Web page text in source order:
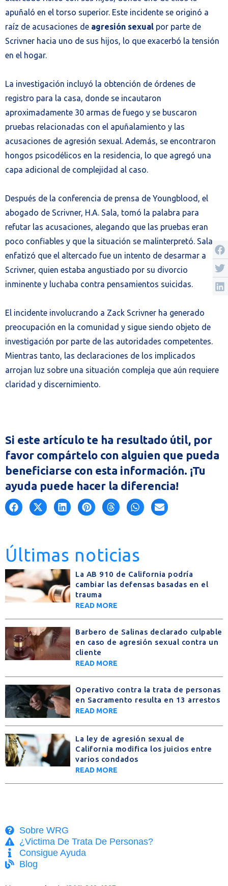
apuñaló en el torso superior. Este incidente se originó a
raíz de acusaciones de agresión sexual por parte de
Scrivner hacia uno de sus hijos, lo que exacerbó la tensión
en el hogar.
La investigación incluyó la obtención de órdenes de
registro para la casa, donde se incautaron
aproximadamente 30 armas de fuego y se buscaron
pruebas relacionadas con el apuñalamiento y las
acusaciones de agresión sexual. Además, se encontraron
hongos psicodélicos en la residencia, lo que agregó una
capa adicional de complejidad al caso.
Después de la conferencia de prensa de Youngblood, el
abogado de Scrivner, H.A. Sala, tomó la palabra para
refutar las acusaciones, alegando que las pruebas eran
poco confiables y que la situación se malinterpretó. Sala
enfatizó que el altercado fue un intento de desarmar a
Scrivner, quien estaba angustiado por su divorcio
inminente y luchaba contra pensamientos suicidas.
El incidente involucrando a Zack Scrivner ha generado
preocupación en la comunidad y sigue siendo objeto de
investigación por parte de las autoridades competentes.
Mientras tanto, las declaraciones de los implicados
arrojan luz sobre una situación compleja que aún requiere
claridad y discernimiento.
Si este artículo te ha resultado útil, por
favor compártelo con alguien que pueda
beneficiarse con esta información. ¡Tu
ayuda puede hacer la diferencia!
Últimas noticias
La AB 910 de California podría
cambiar las defensas basadas en el
trauma
READ MORE
Barbero de Salinas declarado culpable
en caso de agresión sexual contra un
cliente
READ MORE
Operativo contra la trata de personas
en Sacramento resulta en 13 arrestos
READ MORE
La ley de agresión sexual de
California modifica los juicios entre
varios condados
READ MORE
Sobre WRG
¿Victima De Trata De Personas?
Consigue Ayuda
Blog